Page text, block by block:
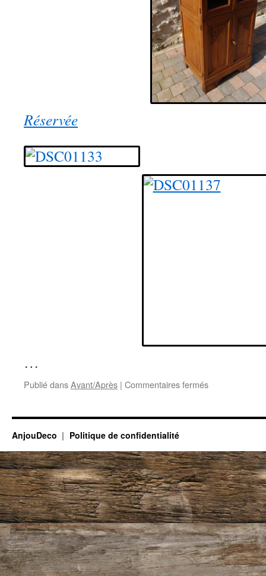
Réservée
…
Publié dansAvant/Après | Commentaires ferméssur
shabby
intérieur
gris
avant
/
après
AnjouDeco Politique de confidentialité